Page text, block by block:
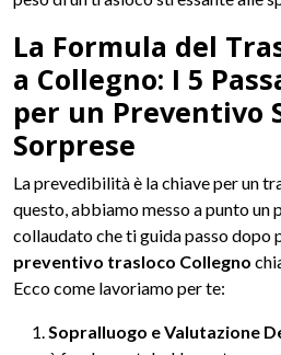
La Formula del
a Collegno: I 5
per un Preventivo
Sorprese
La prevedibilità è la chiave per un
questo, abbiamo messo a punto un
collaudato che ti guida passo dopo
preventivo trasloco Collegno
Ecco come lavoriamo per te:
Sopralluogo e Valutazione